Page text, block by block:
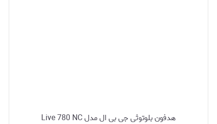
هدفون بلوتوثی جی بی ال مدل Live 780 NC